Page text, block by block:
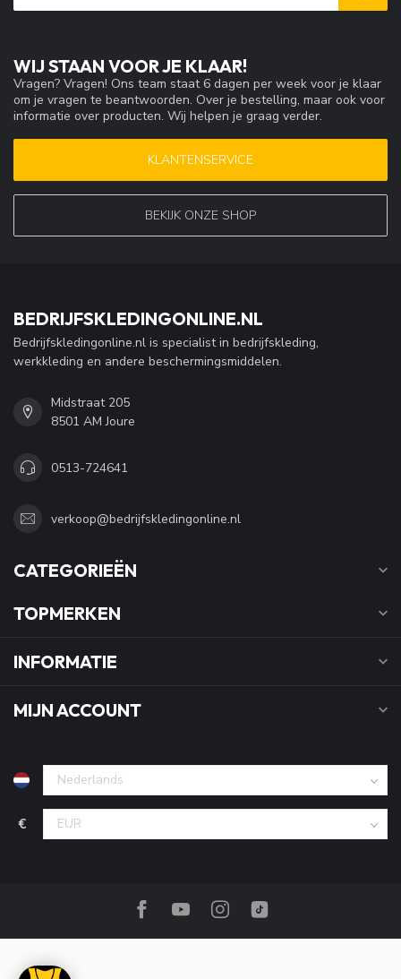
WIJ STAAN VOOR JE KLAAR!
Vragen? Vragen! Ons team staat 6 dagen per week voor je klaar
om je vragen te beantwoorden. Over je bestelling, maar ook voor
informatie over producten. Wij helpen je graag verder.
KLANTENSERVICE
BEKIJK ONZE SHOP
BEDRIJFSKLEDINGONLINE.NL
Bedrijfskledingonline.nl is specialist in bedrijfskleding,
werkkleding en andere beschermingsmiddelen.
Midstraat 205
8501 AM Joure
0513-724641
verkoop@bedrijfskledingonline.nl
CATEGORIEËN
TOPMERKEN
INFORMATIE
MIJN ACCOUNT
€